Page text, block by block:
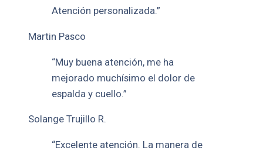
Atención personalizada.”
Martin Pasco
“Muy buena atención, me ha
mejorado muchísimo el dolor de
espalda y cuello.”
Solange Trujillo R.
“Excelente atención. La manera de